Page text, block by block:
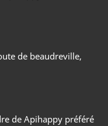
de beaudreville,
de Apihappy préféré